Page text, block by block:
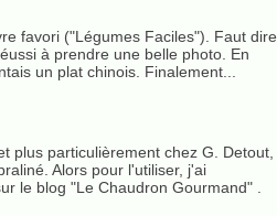
favori ("Légumes Faciles"). Faut dire
à prendre une belle photo. En
un plat chinois. Finalement...
plus particulièrement chez G. Detout,
Alors pour l'utiliser, j'ai
le blog "Le Chaudron Gourmand" .